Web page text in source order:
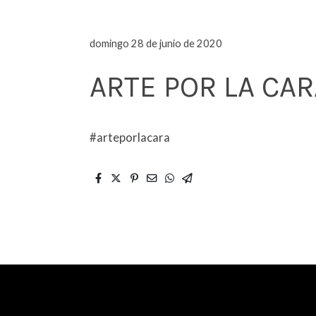
domingo 28 de junio de 2020
ARTE POR LA
#arteporlacara